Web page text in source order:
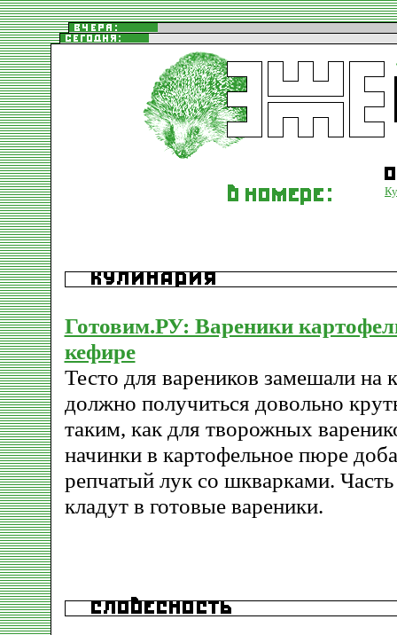
Готовим.РУ: Вареники
кефире
Тесто для вареников замешали на
должно получиться довольно
таким, как для творожных
начинки в картофельное пюре
репчатый лук со шкварками.
кладут в готовые вареники.